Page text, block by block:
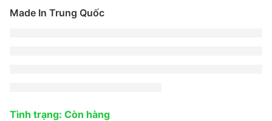
Made In Trung Quốc
Tình trạng: Còn hàng